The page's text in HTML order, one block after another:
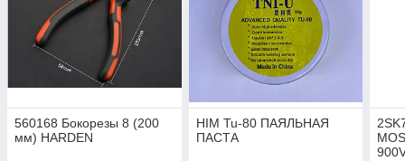
560168 Бокорезы 8 (200
мм) HARDEN
HIM Tu-80 ПАЯЛЬНАЯ
ПАСТА